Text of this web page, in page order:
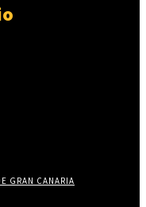
GRAN CANARIA